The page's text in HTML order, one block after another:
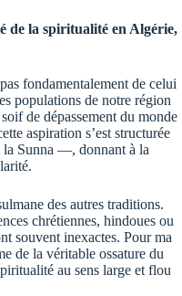
de la spiritualité en Algérie,
fondamentalement de celui
populations de notre région
de dépassement du monde
aspiration s’est structurée
Sunna —, donnant à la
des autres traditions.
chrétiennes, hindoues ou
souvent inexactes. Pour ma
de la véritable ossature du
au sens large et flou